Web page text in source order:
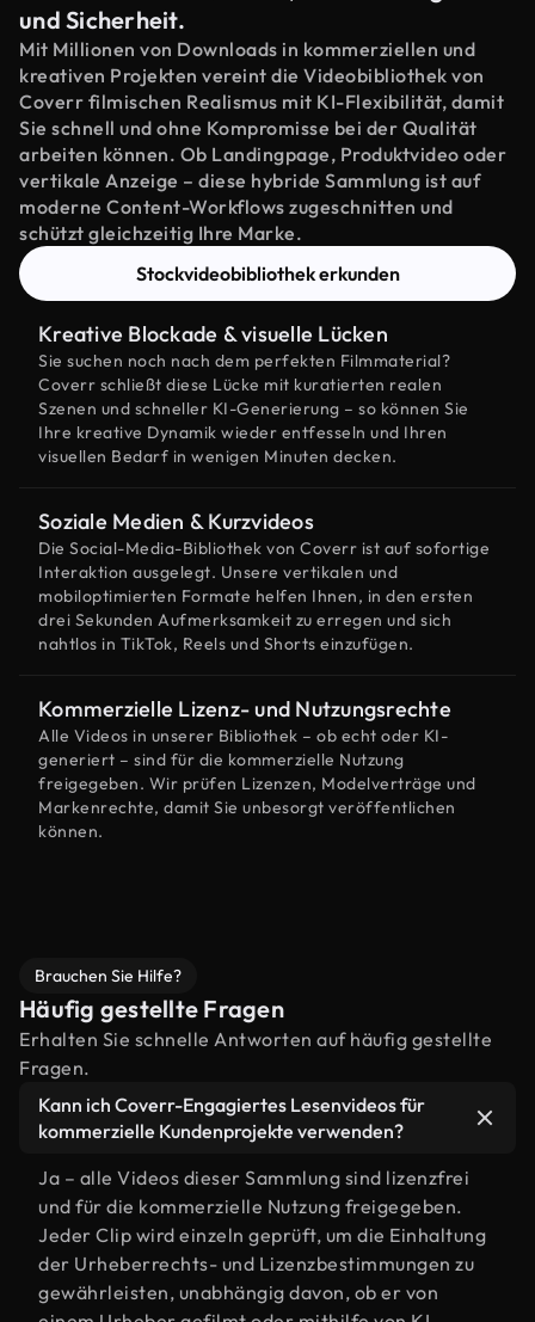
und Sicherheit.
Mit Millionen von Downloads in kommerziellen und
kreativen Projekten vereint die Videobibliothek von
Coverr filmischen Realismus mit KI-Flexibilität, damit
Sie schnell und ohne Kompromisse bei der Qualität
arbeiten können. Ob Landingpage, Produktvideo oder
vertikale Anzeige – diese hybride Sammlung ist auf
moderne Content-Workflows zugeschnitten und
schützt gleichzeitig Ihre Marke.
Stockvideobibliothek erkunden
Kreative Blockade & visuelle Lücken
Sie suchen noch nach dem perfekten Filmmaterial?
Coverr schließt diese Lücke mit kuratierten realen
Szenen und schneller KI-Generierung – so können Sie
Ihre kreative Dynamik wieder entfesseln und Ihren
visuellen Bedarf in wenigen Minuten decken.
Soziale Medien & Kurzvideos
Die Social-Media-Bibliothek von Coverr ist auf sofortige
Interaktion ausgelegt. Unsere vertikalen und
mobiloptimierten Formate helfen Ihnen, in den ersten
drei Sekunden Aufmerksamkeit zu erregen und sich
nahtlos in TikTok, Reels und Shorts einzufügen.
Kommerzielle Lizenz- und Nutzungsrechte
Alle Videos in unserer Bibliothek – ob echt oder KI-
generiert – sind für die kommerzielle Nutzung
freigegeben. Wir prüfen Lizenzen, Modelverträge und
Markenrechte, damit Sie unbesorgt veröffentlichen
können.
Brauchen Sie Hilfe?
Häufig gestellte Fragen
Erhalten Sie schnelle Antworten auf häufig gestellte
Fragen.
Kann ich Coverr-Engagiertes Lesenvideos für
kommerzielle Kundenprojekte verwenden?
Ja – alle Videos dieser Sammlung sind lizenzfrei
und für die kommerzielle Nutzung freigegeben.
Jeder Clip wird einzeln geprüft, um die Einhaltung
der Urheberrechts- und Lizenzbestimmungen zu
gewährleisten, unabhängig davon, ob er von